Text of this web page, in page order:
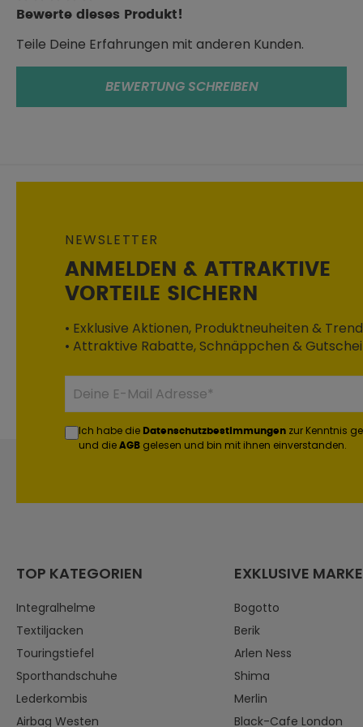
Durchschnittliche Bewertung von 0 von 5 Sternen
Bewerte dieses Produkt!
Teile Deine Erfahrungen mit anderen Kunden.
BEWERTUNG SCHREIBEN
NEWSLETTER
ANMELDEN & ATTRAKTIVE
VORTEILE SICHERN
• Exklusive Aktionen, Produktneuheiten &
• Attraktive Rabatte, Schnäppchen &
Ich habe die Datenschutzbestimmungen zur Kenntnis
und die AGB gelesen und bin mit ihnen einverstanden.
TOP KATEGORIEN
Integralhelme
Textiljacken
Touringstiefel
Sporthandschuhe
Lederkombis
Airbag Westen
EXKLUSIVE
Bogotto
Berik
Arlen Ness
Shima
Merlin
Black-Cafe London